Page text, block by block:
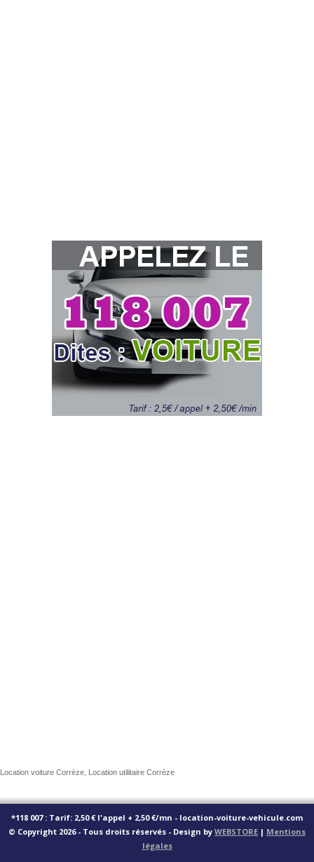
Location voiture Corrèze, Location utilitaire Corrèze
*118 007 : Tarif: 2,50 € l'appel + 2,50 €/mn - location-voiture-vehicule.com
© Copyright 2026 - Tous droits réservés - Design by WEBSTORE | Mentions
légales